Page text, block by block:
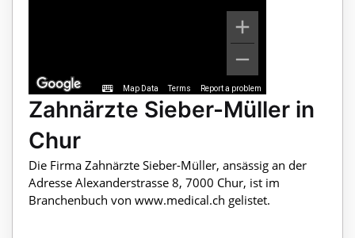
Map Data Terms Report a problem
Zahnärzte Sieber-Müller in
Chur
Die Firma Zahnärzte Sieber-Müller, ansässig an der
Adresse Alexanderstrasse 8, 7000 Chur, ist im
Branchenbuch von www.medical.ch gelistet.